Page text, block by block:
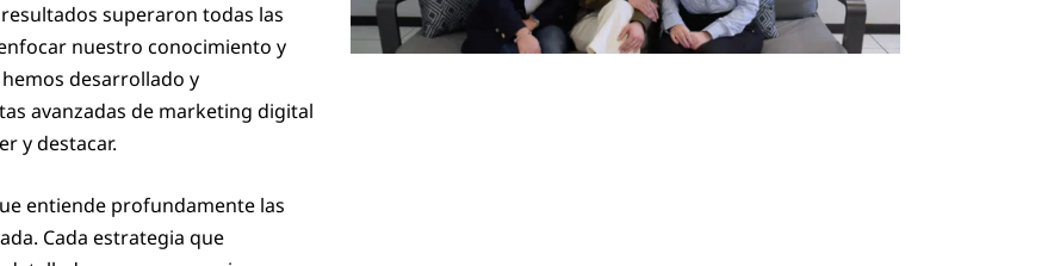
superaron todas las
nuestro conocimiento y
desarrollado y
avanzadas de marketing digital
y destacar.
entiende profundamente las
Cada estrategia que